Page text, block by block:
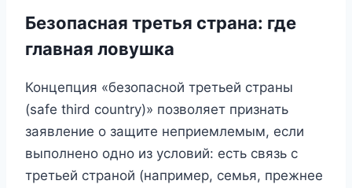
Безопасная третья страна: где
главная ловушка
Концепция «безопасной третьей страны
(safe third country)» позволяет признать
заявление о защите неприемлемым, если
выполнено одно из условий: есть связь с
третьей страной (например, семья, прежнее